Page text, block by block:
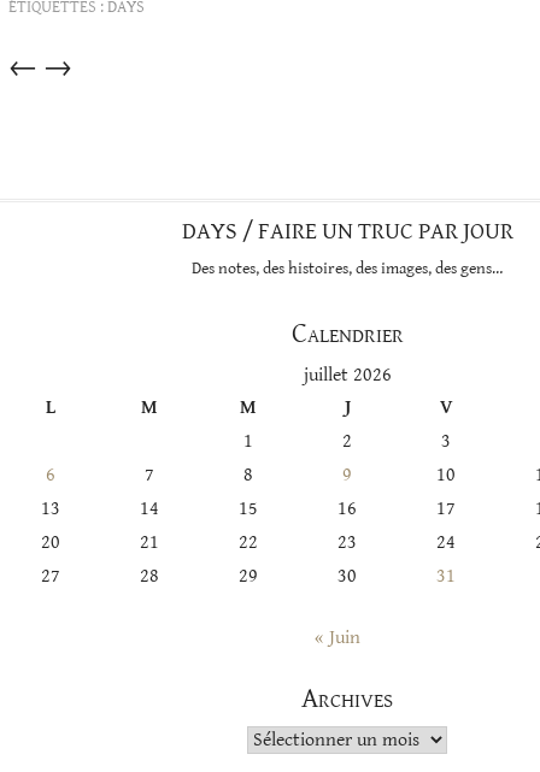
ÉTIQUETTES :DAYS
Articles
→
←
DAYS / FAIRE UN TRUC PAR JOUR
Des notes, des histoires, des images, des gens…
Calendrier
juillet 2026
L
M M J
V
1
2
3
6
7 8 9 10
13
14 15 16 17
20
21 22 23 24
27
28 29 30 31
« Juin
Archives
Archives